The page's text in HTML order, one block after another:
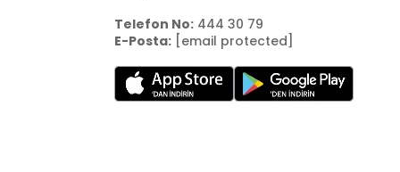
Telefon No:444 30 79
E-Posta: [email protected]